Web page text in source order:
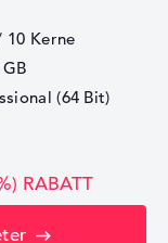
10 Kerne
(64 Bit)
RABATT